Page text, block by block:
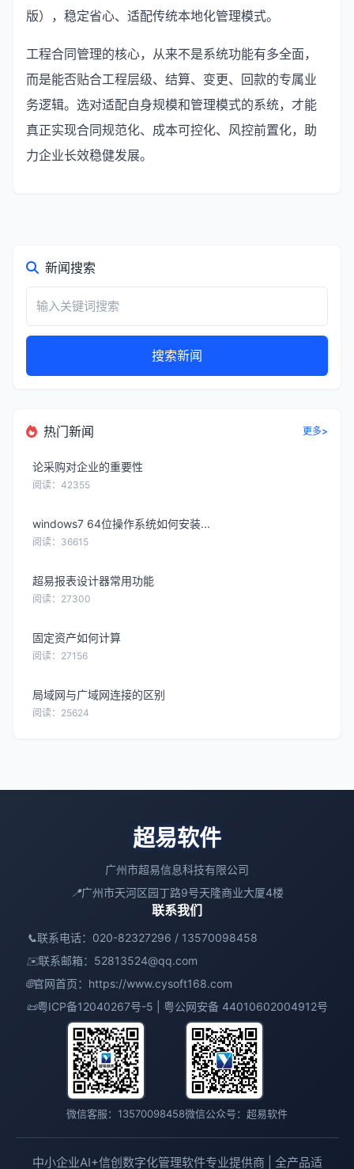
版），稳定省心、适配传统本地化管理模式。
工程合同管理的核心，从来不是系统功能有多全面，
而是能否贴合工程层级、结算、变更、回款的专属业
务逻辑。选对适配自身规模和管理模式的系统，才能
真正实现合同规范化、成本可控化、风控前置化，助
力企业长效稳健发展。
新闻搜索
搜索新闻
热门新闻 更多>
论采购对企业的重要性
阅读：42355
windows7 64位操作系统如何安装...
阅读：36615
超易报表设计器常用功能
阅读：27300
固定资产如何计算
阅读：27156
局域网与广域网连接的区别
阅读：25624
超易软件
广州市超易信息科技有限公司
📍广州市天河区园丁路9号天隆商业大厦4楼
联系我们
📞联系电话：020-82327296 / 13570098458
✉️联系邮箱： 52813524@qq.com
🌐官网首页： https://www.cysoft168.com
📜粤ICP备12040267号-5 | 粤公网安备 44010602004912号
微信客服：13570098458微信公众号：超易软件
中小企业AI+信创数字化管理软件专业提供商 | 全产品适